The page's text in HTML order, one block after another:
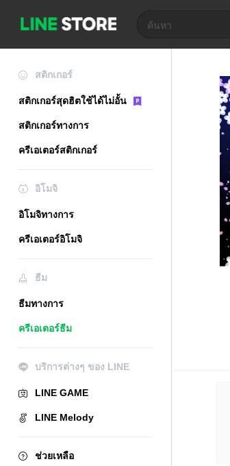
สติกเกอร์
สติกเกอร์สุดฮิตใช้ได้ไม่อั้น
สติกเกอร์ทางการ
ครีเอเตอร์สติกเกอร์
อิโมจิ
อิโมจิทางการ
ครีเอเตอร์อิโมจิ
ธีม
ธีมทางการ
ครีเอเตอร์ธีม
บริการต่างๆ ของ LINE
LINE GAME
LINE Melody
ช่วยเหลือ